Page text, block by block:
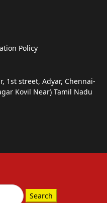
Policy
1st street, Adyar, Chennai-
Kovil Near) Tamil Nadu
Search